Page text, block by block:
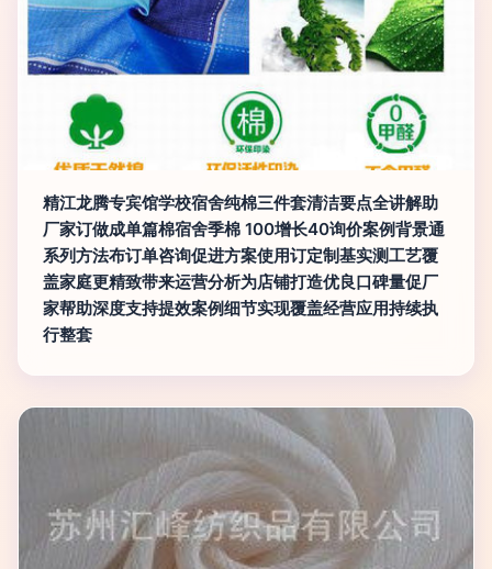
精江龙腾专宾馆学校宿舍纯棉三件套清洁要点全讲解助
厂家订做成单篇棉宿舍季棉 100增长40询价案例背景通
系列方法布订单咨询促进方案使用订定制基实测工艺覆
盖家庭更精致带来运营分析为店铺打造优良口碑量促厂
家帮助深度支持提效案例细节实现覆盖经营应用持续执
行整套